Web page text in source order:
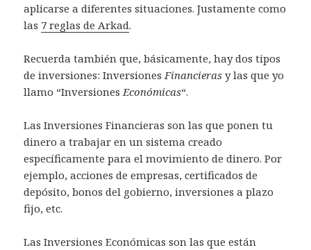
aplicarse a diferentes situaciones. Justamente como
las 7 reglas de Arkad.
Recuerda también que, básicamente, hay dos tipos
de inversiones: Inversiones Financieras y las que yo
llamo “Inversiones Económicas“.
Las Inversiones Financieras son las que ponen tu
dinero a trabajar en un sistema creado
específicamente para el movimiento de dinero. Por
ejemplo, acciones de empresas, certificados de
depósito, bonos del gobierno, inversiones a plazo
fijo, etc.
Las Inversiones Económicas son las que están